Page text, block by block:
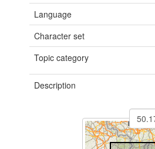
Language
Character set
Topic category
Description